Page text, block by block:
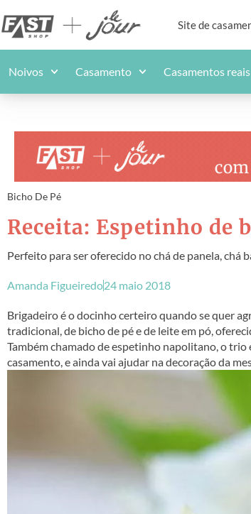
Site de
Noivos Casamento Casamentos reais
Bicho De Pé
Receita: Espetinho de
Perfeito para ser oferecido no chá de panela, chá
Amanda Figueiredo24 maio 2018
Brigadeiro é o docinho certeiro quando se quer
tradicional, de bicho de pé e de leite em pó,
Também chamado de espetinho napolitano, o trio
casamento, e ainda vai ajudar na decoração da